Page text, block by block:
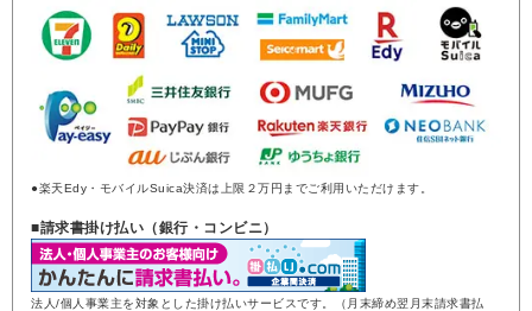
●楽天Edy・モバイルSuica決済は上限２万円までご利用いただけます。
■請求書掛け払い（銀行・コンビニ）
法人/個人事業主を対象とした掛け払いサービスです。（月末締め翌月末請求書払